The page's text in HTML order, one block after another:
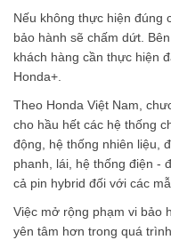
Nếu không thực hiện đúng
bảo hành sẽ chấm dứt.
khách hàng cần thực hiện
Honda+.
Theo Honda Việt Nam,
cho hầu hết các hệ thống
động, hệ thống nhiên liệu,
phanh, lái, hệ thống điện -
cả pin hybrid đối với các
Việc mở rộng phạm vi bảo
yên tâm hơn trong quá